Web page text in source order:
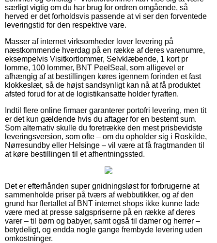
særligt vigtig om du har brug for ordren omgående, så
herved er det forholdsvis passende at vi ser den forventede
leveringstid for den respektive vare.
Masser af internet virksomheder lover levering på
næstkommende hverdag på en række af deres varenumre,
eksempelvis Visitkortlommer, Selvklæbende, 1 kort pr
lomme, 100 lommer, BNT PeelSeal, som alligevel er
afhængig af at bestillingen køres igennem forinden et fast
klokkeslæt, så de højst sandsynligt kan nå at få produktet
afsted forud for at de logistikansatte holder fyraften.
Indtil flere online firmaer garanterer portofri levering, men tit
er det kun gældende hvis du aftager for en bestemt sum.
Som alternativ skulle du foretrække den mest prisbevidste
leveringsversion, som ofte – om du opholder sig i Roskilde,
Nørresundby eller Helsinge – vil være at få fragtmanden til
at køre bestillingen til et afhentningssted.
Det er efterhånden super gnidningsløst for forbrugerne at
sammenholde priser på tværs af webbutikker, og af den
grund har flertallet af BNT internet shops ikke kunne lade
være med at presse salgspriserne på en række af deres
varer – til børn og babyer, samt også til damer og herrer –
betydeligt, og endda nogle gange frembyde levering uden
omkostninger.